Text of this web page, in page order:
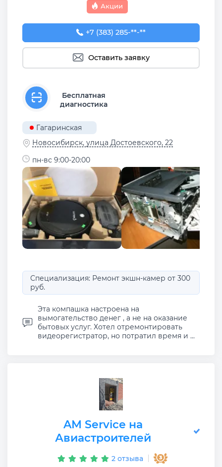
Акции
+7 (383) 285-96-21
+7 (383) 285-**-**
Оставить заявку
Бесплатная
диагностика
Гагаринская
Новосибирск, улица Достоевского, 22
пн-вс 9:00-20:00
Специализация: Ремонт экшн-камер от 300
руб.
Эта компашка настроена на
вымогательство денег , а не на оказание
бытовых услуг. Хотел отремонтировать
видеорегистратор, но потратил время и ...
AM Service на
Авиастроителей
2 отзыва